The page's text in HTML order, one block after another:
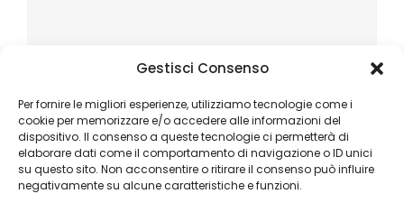
Gestisci Consenso
Per fornire le migliori esperienze, utilizziamo tecnologie come i
cookie per memorizzare e/o accedere alle informazioni del
dispositivo. Il consenso a queste tecnologie ci permetterà di
elaborare dati come il comportamento di navigazione o ID unici
su questo sito. Non acconsentire o ritirare il consenso può influire
negativamente su alcune caratteristiche e funzioni.